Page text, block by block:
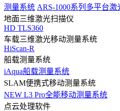
测量系统 ARS-1000系列多平台激
地面三维激光扫描仪
HD TLS360
车载三维激光移动测量系统
HiScan-R
船载测量系统
iAqua船载测量系统
SLAM便携式移动测量系统
NEW L3 Pro全能移动测量系统
点云处理软件